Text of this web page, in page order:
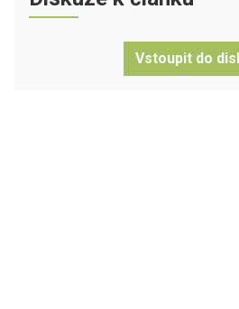
Vstoupit do